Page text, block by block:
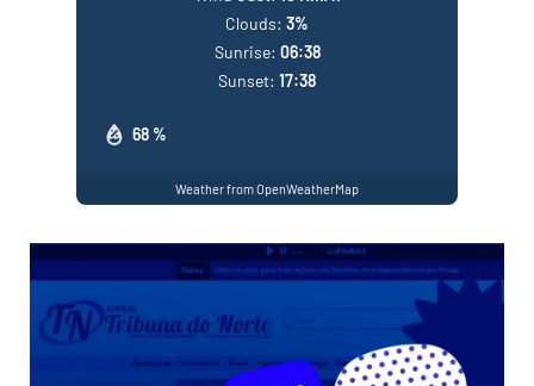
68 %
Clouds: 3%
Sunrise: 06:38
Sunset: 17:38
Weather from OpenWeatherMap